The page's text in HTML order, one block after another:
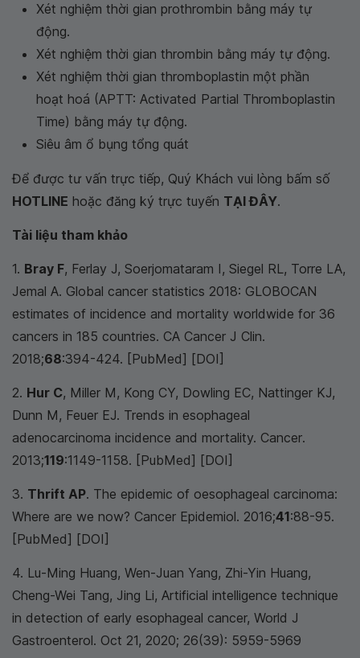
Xét nghiệm thời gian prothrombin bằng máy tự
động.
Xét nghiệm thời gian thrombin bằng máy tự động.
Xét nghiệm thời gian thromboplastin một phần
hoạt hoá (APTT: Activated Partial Thromboplastin
Time) bằng máy tự động.
Siêu âm ổ bụng tổng quát
Để được tư vấn trực tiếp, Quý Khách vui lòng bấm số
HOTLINE hoặc đăng ký trực tuyến TẠI ĐÂY.
Tài liệu tham khảo
1. Bray F, Ferlay J, Soerjomataram I, Siegel RL, Torre LA,
Jemal A. Global cancer statistics 2018: GLOBOCAN
estimates of incidence and mortality worldwide for 36
cancers in 185 countries. CA Cancer J Clin.
2018;68:394-424. [PubMed] [DOI]
2. Hur C, Miller M, Kong CY, Dowling EC, Nattinger KJ,
Dunn M, Feuer EJ. Trends in esophageal
adenocarcinoma incidence and mortality. Cancer.
2013;119:1149-1158. [PubMed] [DOI]
3. Thrift AP. The epidemic of oesophageal carcinoma:
Where are we now? Cancer Epidemiol. 2016;41:88-95.
[PubMed] [DOI]
4. Lu-Ming Huang, Wen-Juan Yang, Zhi-Yin Huang,
Cheng-Wei Tang, Jing Li, Artificial intelligence technique
in detection of early esophageal cancer, World J
Gastroenterol. Oct 21, 2020; 26(39): 5959-5969